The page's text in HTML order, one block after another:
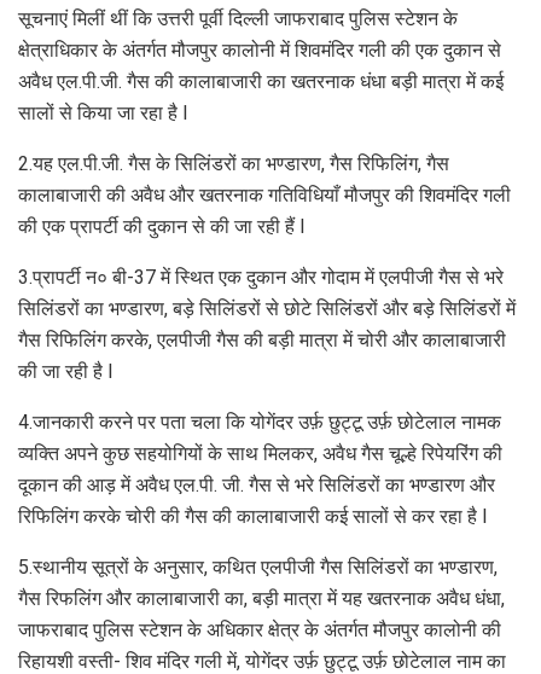
सूचनाएं मिलीं थीं कि उत्तरी पूर्वी दिल्ली जाफराबाद पुलिस स्टेशन के
क्षेत्राधिकार के अंतर्गत मौजपुर कालोनी में शिवमंदिर गली की एक दुकान से
अवैध एल.पी.जी. गैस की कालाबाजारी का खतरनाक धंधा बड़ी मात्रा में कई
सालों से किया जा रहा है I
2.यह एल.पी.जी. गैस के सिलिंडरों का भण्डारण, गैस रिफिलिंग, गैस
कालाबाजारी की अवैध और खतरनाक गतिविधियाँ मौजपुर की शिवमंदिर गली
की एक प्रापर्टी की दुकान से की जा रही हैं I
3.प्रापर्टी न० बी-37 में स्थित एक दुकान और गोदाम में एलपीजी गैस से भरे
सिलिंडरों का भण्डारण, बड़े सिलिंडरों से छोटे सिलिंडरों और बड़े सिलिंडरों में
गैस रिफिलिंग करके, एलपीजी गैस की बड़ी मात्रा में चोरी और कालाबाजारी
की जा रही है I
4.जानकारी करने पर पता चला कि योगेंदर उर्फ़ छुट्टू उर्फ़ छोटेलाल नामक
व्यक्ति अपने कुछ सहयोगियों के साथ मिलकर, अवैध गैस चूल्हे रिपेयरिंग की
दूकान की आड़ में अवैध एल.पी. जी. गैस से भरे सिलिंडरों का भण्डारण और
रिफिलिंग करके चोरी की गैस की कालाबाजारी कई सालों से कर रहा है I
5.स्थानीय सूत्रों के अनुसार, कथित एलपीजी गैस सिलिंडरों का भण्डारण,
गैस रिफलिंग और कालाबाजारी का, बड़ी मात्रा में यह खतरनाक अवैध धंधा,
जाफराबाद पुलिस स्टेशन के अधिकार क्षेत्र के अंतर्गत मौजपुर कालोनी की
रिहायशी वस्ती- शिव मंदिर गली में, योगेंदर उर्फ़ छुट्टू उर्फ़ छोटेलाल नाम का